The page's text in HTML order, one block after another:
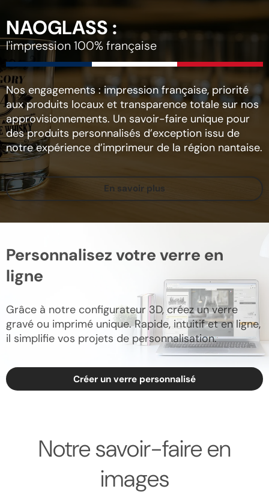
NAOGLASS :
l'impression 100% française
Nos engagements : impression française, priorité
aux produits locaux et transparence totale sur nos
approvisionnements. Un savoir-faire unique pour
des produits personnalisés d’exception issu de
notre expérience d’imprimeur de la région nantaise.
En savoir plus
Personnalisez votre verre en
ligne
Grâce à notre configurateur 3D, créez un verre
gravé ou imprimé unique. Rapide, intuitif et en ligne,
il simplifie vos projets de personnalisation.
Créer un verre personnalisé
Notre savoir-faire en
images